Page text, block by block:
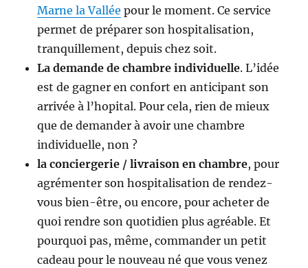
Marne la Vallée pour le moment. Ce service
permet de préparer son hospitalisation,
tranquillement, depuis chez soit.
La demande de chambre individuelle. L’idée
est de gagner en confort en anticipant son
arrivée à l’hopital. Pour cela, rien de mieux
que de demander à avoir une chambre
individuelle, non ?
la conciergerie / livraison en chambre, pour
agrémenter son hospitalisation de rendez-
vous bien-être, ou encore, pour acheter de
quoi rendre son quotidien plus agréable. Et
pourquoi pas, même, commander un petit
cadeau pour le nouveau né que vous venez